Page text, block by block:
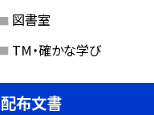
図書室
TM・確かな学び
配布文書